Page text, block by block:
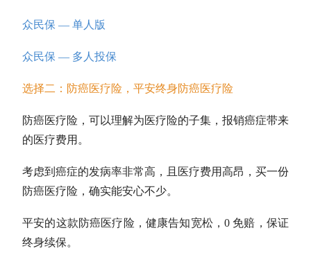
众民保 — 单人版
众民保 — 多人投保
选择二：防癌医疗险，平安终身防癌医疗险
防癌医疗险，可以理解为医疗险的子集，报销癌症带来
的医疗费用。
考虑到癌症的发病率非常高，且医疗费用高昂，买一份
防癌医疗险，确实能安心不少。
平安的这款防癌医疗险，健康告知宽松，0 免赔，保证
终身续保。